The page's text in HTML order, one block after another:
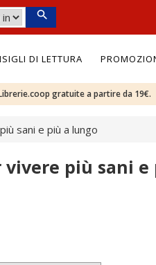
DI LETTURA
gratuite a partire da 19€.
sani e più a lungo
più sani e